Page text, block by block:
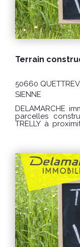
50660
SIENNE
DELAMARCHE
parcelles
TRELLY à
l'égout). Lot numéro 3 : - Surface : environ 850m². - Prix
: 27 000€ honoraires
9896DP Lot 3 « Les informations sur les risques
auxquels ce
site Géorisques :
contactez
HAUTEVILLE